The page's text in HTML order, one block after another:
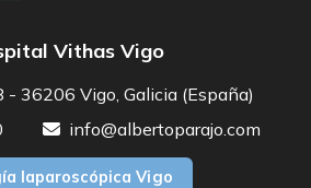
Vithas Vigo
- 36206 Vigo, Galicia (España)
info@albertoparajo.com
laparoscópica Vigo